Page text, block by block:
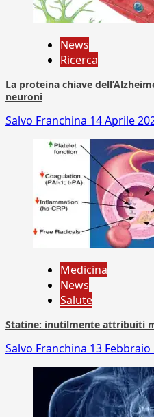
News
Ricerca
La proteina chiave
neuroni
Salvo Franchina 14 Aprile
Medicina
News
Salute
Statine: inutilmente attribuiti
Salvo Franchina 13 Febbraio